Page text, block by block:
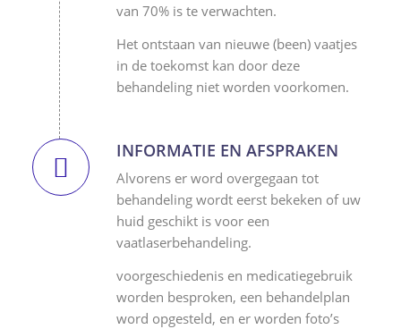
van 70% is te verwachten.
Het ontstaan van nieuwe (been) vaatjes
in de toekomst kan door deze
behandeling niet worden voorkomen.
INFORMATIE EN AFSPRAKEN
Alvorens er word overgegaan tot
behandeling wordt eerst bekeken of uw
huid geschikt is voor een
vaatlaserbehandeling.
voorgeschiedenis en medicatiegebruik
worden besproken, een behandelplan
word opgesteld, en er worden foto’s